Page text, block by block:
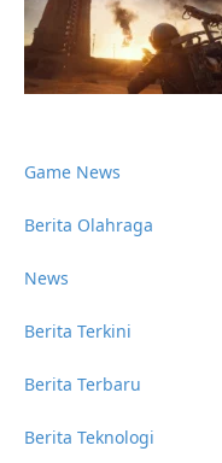
Game News
Berita Olahraga
News
Berita Terkini
Berita Terbaru
Berita Teknologi